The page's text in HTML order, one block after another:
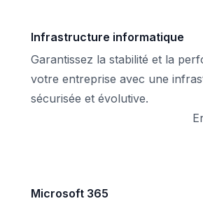
Infrastructure informatique
Garantissez la stabilité et la
votre entreprise avec une
sécurisée et évolutive.
Microsoft 365